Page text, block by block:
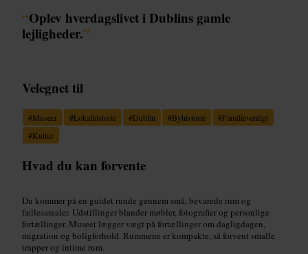
“Oplev hverdagslivet i Dublins gamle
lejligheder.”
Velegnet til
#Museer #Lokalhistorie #Dublin #Byhistorie #Familievenligt
#Kultur
Hvad du kan forvente
Du kommer på en guidet runde gennem små, bevarede rum og
fællesarealer. Udstillinger blander møbler, fotografier og personlige
fortællinger. Museet lægger vægt på fortællinger om dagligdagen,
migration og boligforhold. Rummene er kompakte, så forvent smalle
trapper og intime rum.